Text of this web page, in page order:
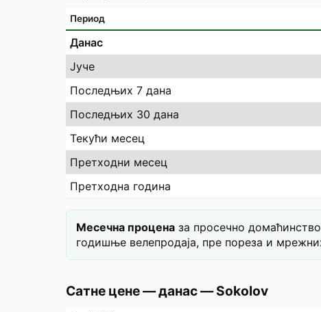
Период
Данас
Јуче
Последњих 7 дана
Последњих 30 дана
Текући месец
Претходни месец
Претходна година
Месечна процена за просечно
годишње велепродаја, пре пореза и
Сатне цене — данас—Sokolov